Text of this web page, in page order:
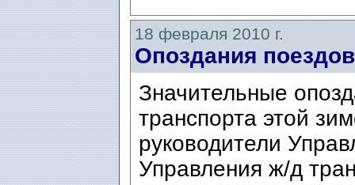
18 февраля 2010 г.
Опоздания
Значительные
транспорта этой
руководители
Управления ж/д